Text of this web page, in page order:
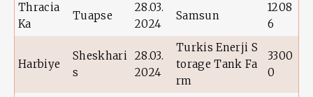
Thracia
Ka
Tuapse
28.03.
2024
Samsun
1208
6
Harbiye
Sheskhari
s
28.03.
2024
Turkis Enerji S
torage Tank Fa
rm
3300
0